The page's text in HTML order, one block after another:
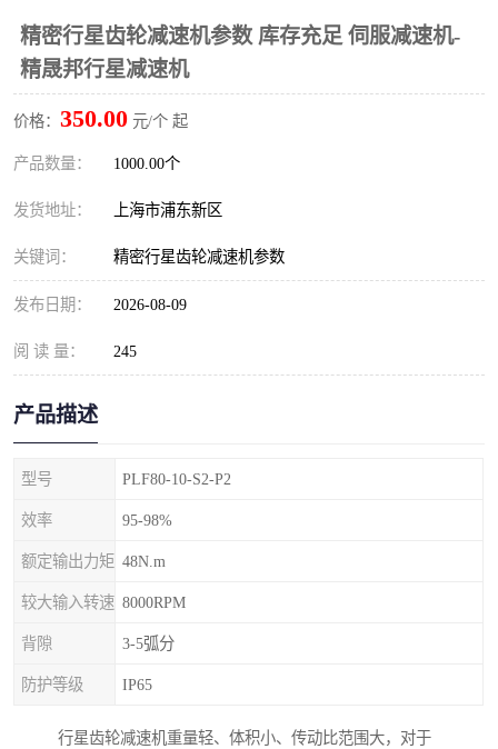
精密行星齿轮减速机参数 库存充足 伺服减速机-
精晟邦行星减速机
价格： 350.00 元/个 起
产品数量： 1000.00个
发货地址： 上海市浦东新区
关键词： 精密行星齿轮减速机参数
发布日期： 2026-08-09
阅 读 量： 245
产品描述
型号 PLF80-10-S2-P2
效率 95-98%
额定输出力矩 48N.m
较大输入转速 8000RPM
背隙 3-5弧分
防护等级 IP65
行星齿轮减速机重量轻、体积小、传动比范围大，对于